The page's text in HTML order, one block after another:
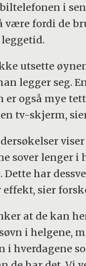
i
være fordi de
utsette
legger seg. En
også mye
tv-skjerm,
sover lenger i
Dette har
sier
at de kan
i helgene,
i hverdagene